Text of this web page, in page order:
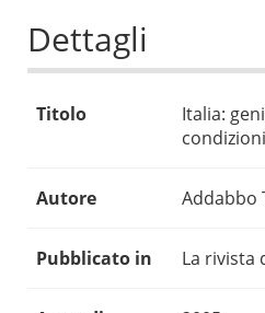
Dettagli
Titolo
Italia:
Autore Addabbo
Pubblicato in La rivista